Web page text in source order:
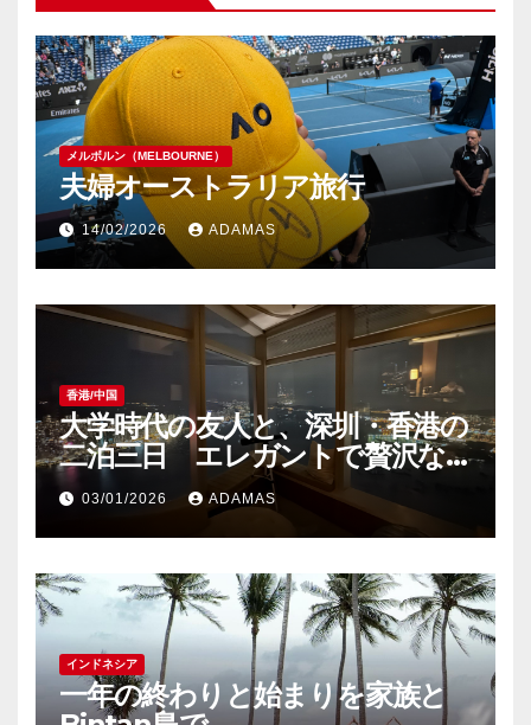
メルボルン（MELBOURNE）
夫婦オーストラリア旅行
14/02/2026 ADAMAS
香港/中国
大学時代の友人と、深圳・香港の
二泊三日 エレガントで贅沢な
大人旅
03/01/2026 ADAMAS
インドネシア
一年の終わりと始まりを家族と